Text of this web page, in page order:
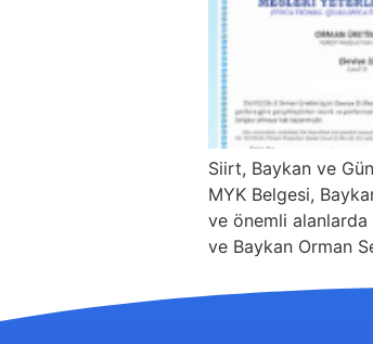
Siirt, Baykan ve
MYK Belgesi,
ve önemli alanlarda
ve Baykan Orman